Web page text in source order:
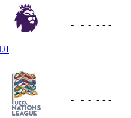
- - - - - -
- - - - - -